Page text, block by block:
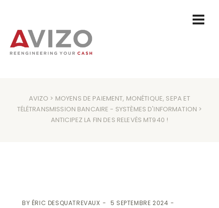
AVIZO > MOYENS DE PAIEMENT, MONÉTIQUE, SEPA ET
TÉLÉTRANSMISSION BANCAIRE - SYSTÈMES D'INFORMATION >
ANTICIPEZ LA FIN DES RELEVÉS MT940 !
BY ÉRIC DESQUATREVAUX
5 SEPTEMBRE 2024